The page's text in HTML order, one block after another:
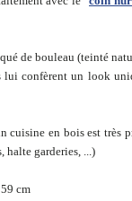
de bouleau (teinté
lui confèrent un look
cuisine en bois est très
halte garderies, ...)
cm